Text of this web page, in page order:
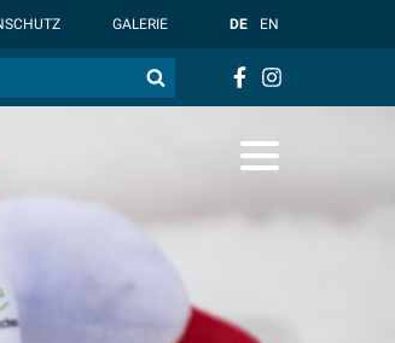
GALERIE DE EN